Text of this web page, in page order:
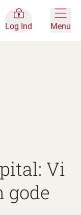
Log Ind Menu
Vi
gode